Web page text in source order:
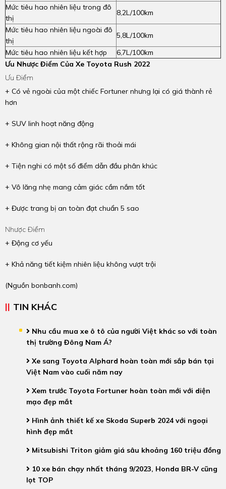
Mức tiêu hao nhiên liệu trong đô
thị
8,2L/100km
Mức tiêu hao nhiên liệu ngoài đô
thị
5,8L/100km
Mức tiêu hao nhiên liệu kết hợp
6,7L/100km
Ưu Nhược Điểm Của Xe Toyota Rush 2022
Ưu Điểm
+ Có vẻ ngoài của một chiếc Fortuner nhưng lại có giá thành rẻ
hơn
+ SUV linh hoạt năng động
+ Không gian nội thất rộng rãi thoải mái
+ Tiện nghi có một số điểm dẫn đầu phân khúc
+ Vô lăng nhẹ mang cảm giác cầm nắm tốt
+ Được trang bị an toàn đạt chuẩn 5 sao
Nhược Điểm
+ Động cơ yếu
+ Khả năng tiết kiệm nhiên liệu không vượt trội
(Nguồn bonbanh.com)
TIN KHÁC
Nhu cầu mua xe ô tô của người Việt khác so với toàn
thị trường Đông Nam Á?
Xe sang Toyota Alphard hoàn toàn mới sắp bán tại
Việt Nam vào cuối năm nay
Xem trước Toyota Fortuner hoàn toàn mới với diện
mạo đẹp mắt
Hình ảnh thiết kế xe Skoda Superb 2024 với ngoại
hình đẹp mắt
Mitsubishi Triton giảm giá sâu khoảng 160 triệu đồng
10 xe bán chạy nhất tháng 9/2023, Honda BR-V cũng
lọt TOP